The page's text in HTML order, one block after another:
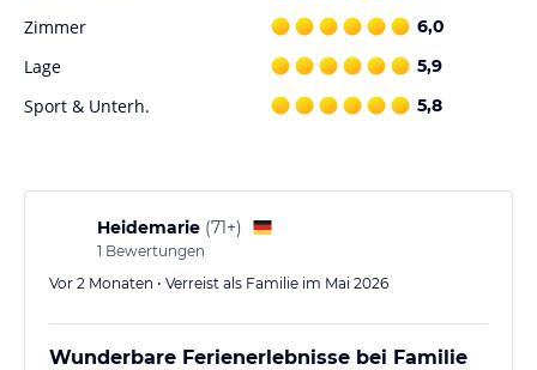
Zimmer 6,0
Lage 5,9
Sport & Unterh. 5,8
Heidemarie (71+)
1 Bewertungen
Vor 2 Monaten • Verreist als Familie im Mai 2026
Wunderbare Ferienerlebnisse bei Familie